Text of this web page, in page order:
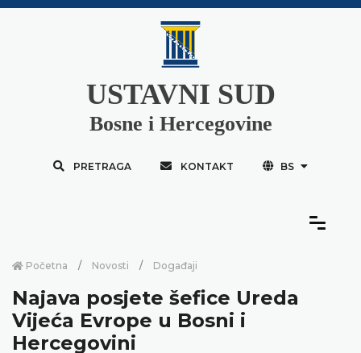
USTAVNI SUD
Bosne i Hercegovine
PRETRAGA KONTAKT BS
Početna Novosti Događaji
Najava posjete šefice Ureda
Vijeća Evrope u Bosni i
Hercegovini